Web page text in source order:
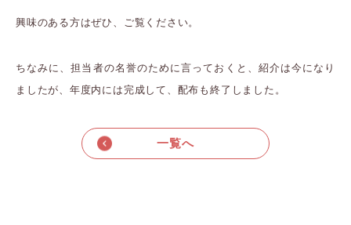
興味のある方はぜひ、ご覧ください。
ちなみに、担当者の名誉のために言っておくと、紹介は今になり
ましたが、年度内には完成して、配布も終了しました。
一覧へ